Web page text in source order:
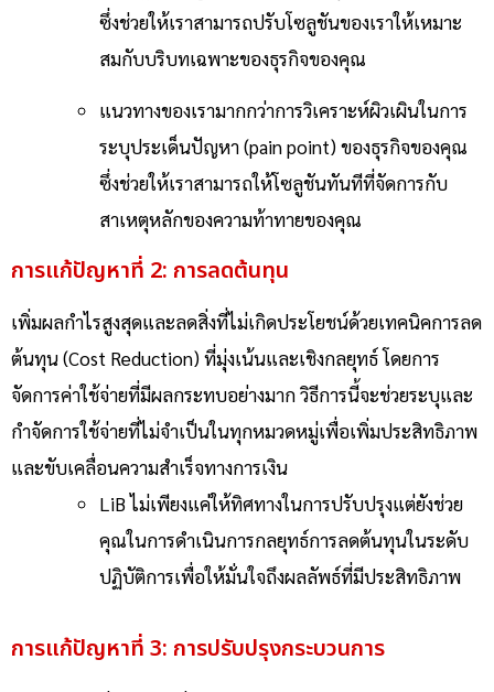
ซึ่งช่วยให้เราสามารถปรับโซลูชันของเราให้เหมาะ
สมกับบริบทเฉพาะของธุรกิจของคุณ
แนวทางของเรามากกว่าการวิเคราะห์ผิวเผินในการ
ระบุประเด็นปัญหา (pain point) ของธุรกิจของคุณ
ซึ่งช่วยให้เราสามารถให้โซลูชันทันทีที่จัดการกับ
สาเหตุหลักของความท้าทายของคุณ
การแก้ปัญหาที่ 2: การลดต้นทุน
เพิ่มผลกำไรสูงสุดและลดสิ่งที่ไม่เกิดประโยชน์ด้วยเทคนิคการลด
ต้นทุน (Cost Reduction)ที่มุ่งเน้นและเชิงกลยุทธ์ โดยการ
จัดการค่าใช้จ่ายที่มีผลกระทบอย่างมาก วิธีการนี้จะช่วยระบุและ
กำจัดการใช้จ่ายที่ไม่จำเป็นในทุกหมวดหมู่เพื่อเพิ่มประสิทธิภาพ
และขับเคลื่อนความสำเร็จทางการเงิน
LiB ไม่เพียงแค่ให้ทิศทางในการปรับปรุงแต่ยังช่วย
คุณในการดำเนินการกลยุทธ์การลดต้นทุนในระดับ
ปฏิบัติการเพื่อให้มั่นใจถึงผลลัพธ์ที่มีประสิทธิภาพ
การแก้ปัญหาที่ 3: การปรับปรุงกระบวนการ